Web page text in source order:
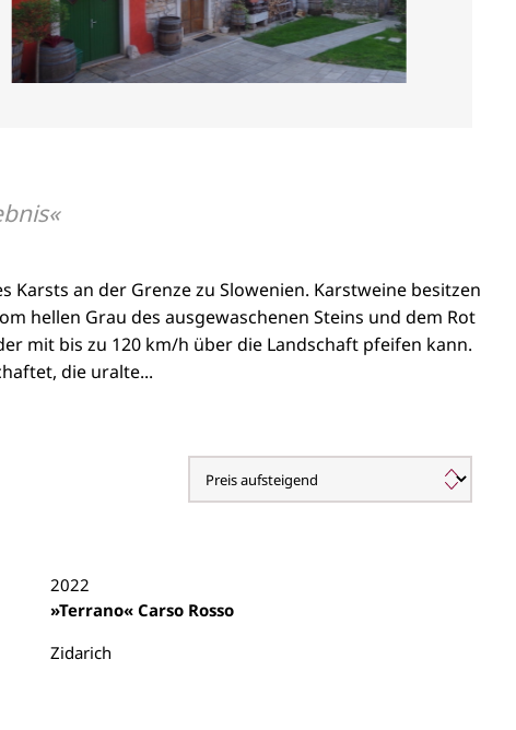
an der Grenze zu Slowenien. Karstweine besitzen
hellen Grau des ausgewaschenen Steins und dem Rot
mit bis zu 120 km/h über die Landschaft pfeifen kann.
die uralte...
2022
»Terrano« Carso Rosso
Zidarich